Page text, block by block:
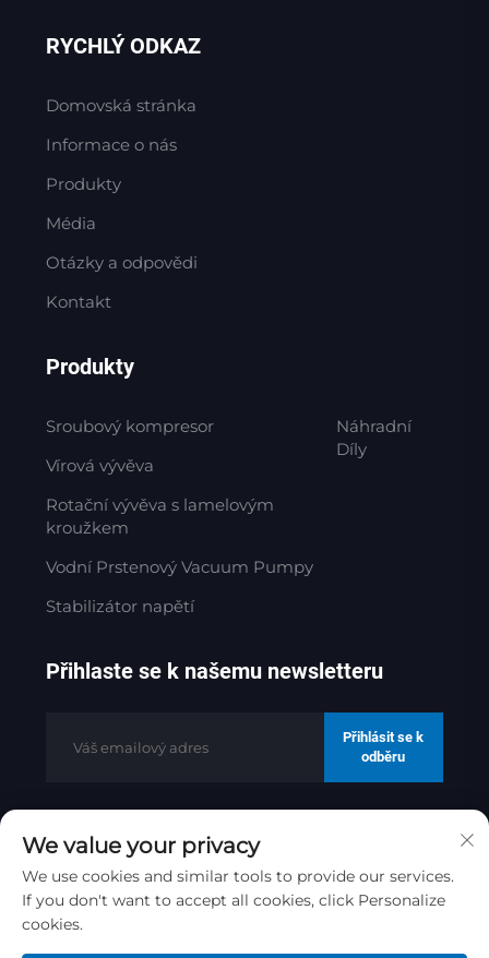
RYCHLÝ ODKAZ
Domovská stránka
Informace o nás
Produkty
Média
Otázky a odpovědi
Kontakt
Produkty
Sroubový kompresor
Vírová vývěva
Rotační vývěva s lamelovým
kroužkem
Vodní Prstenový Vacuum Pumpy
Stabilizátor napětí
Náhradní
Díly
Přihlaste se k našemu newsletteru
Přihlásit se k
odběru
Copyright © 2025 společností Jinan
Golden Bridge Precision Machinery
Co.ltd
Zásady ochrany soukromí
Posunout nahoru
We value your privacy
We use cookies and similar tools to provide our services.
If you don't want to accept all cookies, click Personalize
cookies.